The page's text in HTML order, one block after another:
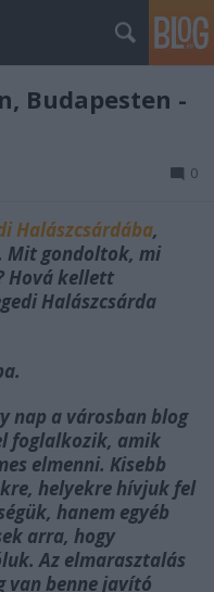
Budapesten -
0
Halászcsárdába,
Mit gondoltok, mi
Hová kellett
Halászcsárda
nap a városban blog
foglalkozik, amik
elmenni. Kisebb
helyekre hívjuk fel
hanem egyéb
arra, hogy
Az elmarasztalás
van benne javító